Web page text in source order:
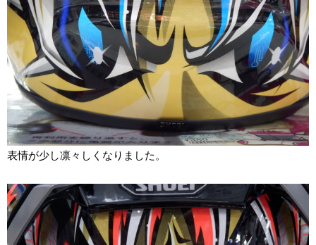
表情が少し凛々しくなりました。